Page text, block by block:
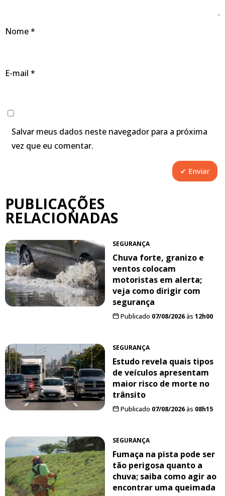
Nome*
E-mail *
Salvar meus dados neste navegador para a próxima
vez que eu comentar.
PUBLICAÇÕES
RELACIONADAS
SEGURANÇA
Chuva forte, granizo e
ventos colocam
motoristas em alerta;
veja como dirigir com
segurança
Publicado 07/08/2026às 12h00
SEGURANÇA
Estudo revela quais tipos
de veículos apresentam
maior risco de morte no
trânsito
Publicado 07/08/2026às 08h15
SEGURANÇA
Fumaça na pista pode ser
tão perigosa quanto a
chuva; saiba como agir ao
encontrar uma queimada